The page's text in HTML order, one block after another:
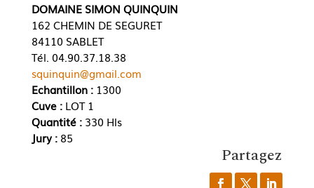
DOMAINE SIMON QUINQUIN
162 CHEMIN DE SEGURET
84110 SABLET
Tél. 04.90.37.18.38
squinquin@gmail.com
Echantillon :1300
Cuve : LOT 1
Quantité : 330 Hls
Jury : 85
Partagez